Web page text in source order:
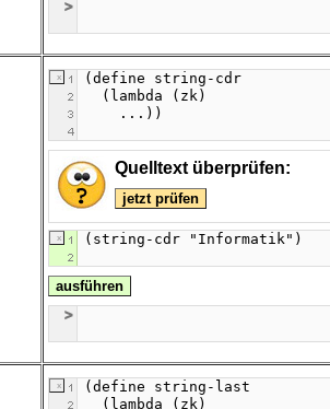
Quelltext überprüfen:
jetzt prüfen
ausführen